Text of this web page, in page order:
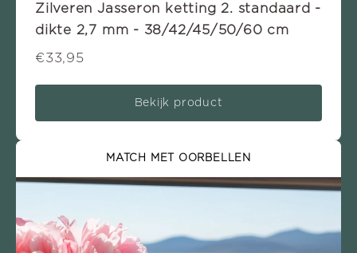
Zilveren Jasseron ketting 2. standaard -
dikte 2,7 mm - 38/42/45/50/60 cm
€33,95
Bekijk product
MATCH MET OORBELLEN